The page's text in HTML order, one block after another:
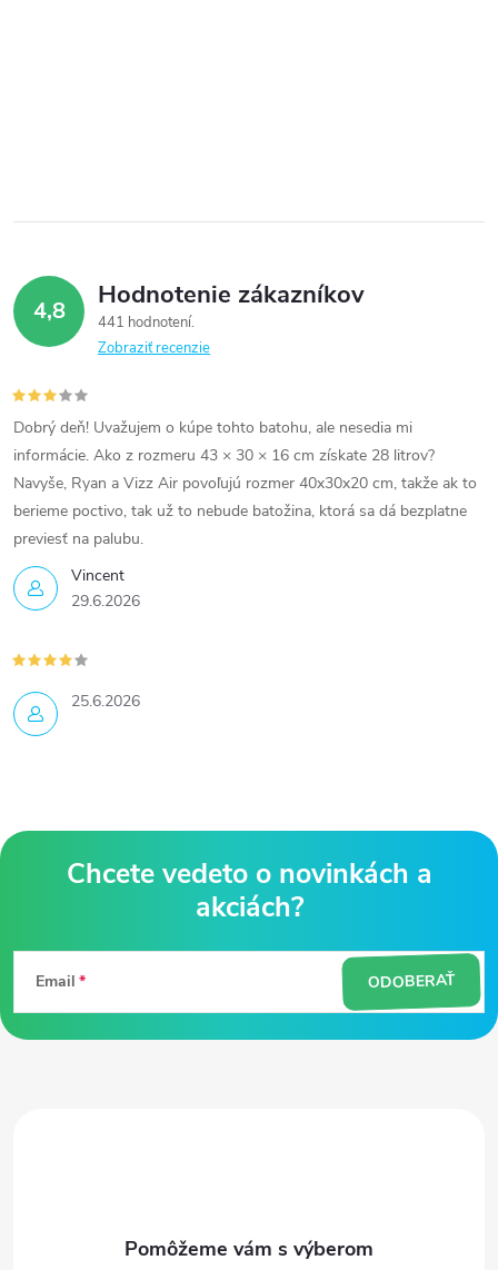
4,8 Hodnotenie zákazníkov
441 hodnotení
Zobraziť recenzie
Vincent
29.6.2026
Dobrý deň! Uvažujem o kúpe tohto batohu, ale nesedia mi
informácie. Ako z rozmeru 43 × 30 × 16 cm získate 28 litrov?
Navyše, Ryan a Vizz Air povoľujú rozmer 40x30x20 cm, takže ak to
berieme poctivo, tak už to nebude batožina, ktorá sa dá bezplatne
previesť na palubu.
25.6.2026
á
ä
Email ODOBERAŤ